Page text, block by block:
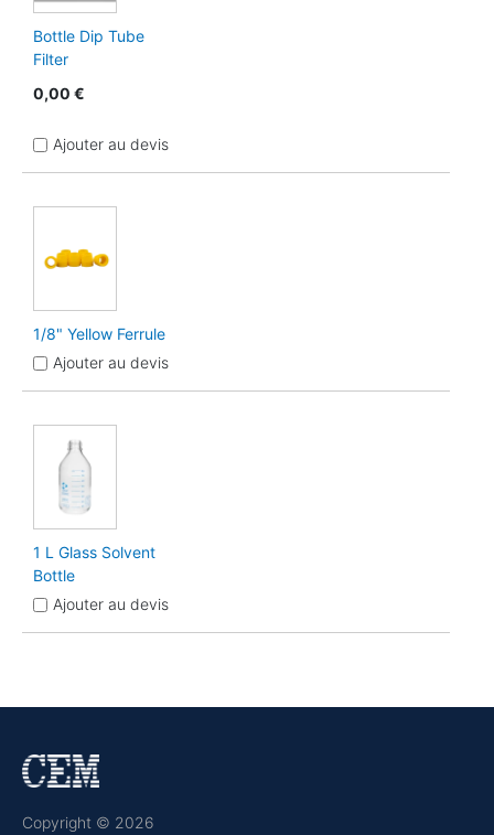
Bottle Dip Tube
Filter
0,00 €
Ajouter au devis
1/8" Yellow Ferrule
Ajouter au devis
1 L Glass Solvent
Bottle
Ajouter au devis
Copyright © 2026